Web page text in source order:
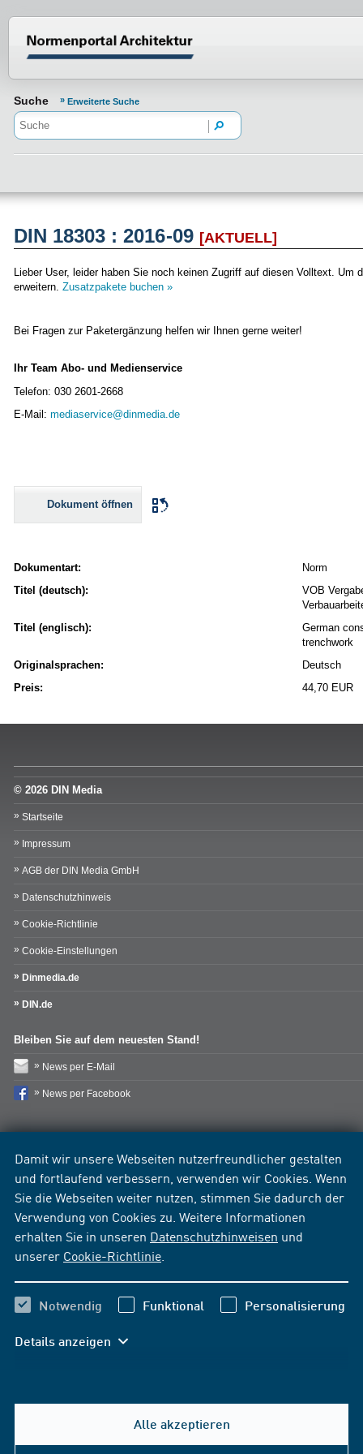
Damit wir unsere Webseiten nutzerfreundlicher gestalten
und fortlaufend verbessern, verwenden wir Cookies. Wenn
Sie die Webseiten weiter nutzen, stimmen Sie dadurch der
Verwendung von Cookies zu. Weitere Informationen
erhalten Sie in unseren Datenschutzhinweisen und
unserer Cookie-Richtlinie
Notwendig Funktional Personalisierung
Details anzeigen
Alle akzeptieren
Suche Erweiterte Suche
DIN 18303 : 2016-09 [AKTUELL]
Lieber User, leider haben Sie noch keinen Zugriff auf diesen Volltext.
erweitern. Zusatzpakete buchen »
Bei Fragen zur Paketergänzung helfen wir Ihnen gerne weiter!
Ihr Team Abo- und Medienservice
Telefon: 030 2601-2668
E-Mail: mediaservice@dinmedia.de
Dokument öffnen
Dokumentart:
Norm
Titel (deutsch):
VOB
Titel (englisch):
German
trenchwork
Originalsprachen:
Deutsch
Preis:
44,70 EUR
© 2026 DIN Media
Startseite
Impressum
AGB der DIN Media GmbH
Datenschutzhinweis
Cookie-Richtlinie
Cookie-Einstellungen
Dinmedia.de
DIN.de
Bleiben Sie auf dem neuesten Stand!
News per E-Mail
News per Facebook
Hilfe & Kontakt